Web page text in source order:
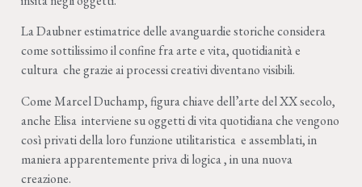
La Daubner estimatrice delle avanguardie storiche considera
come sottilissimo il confine fra arte e vita, quotidianità e
cultura che grazie ai processi creativi diventano visibili.
Come Marcel Duchamp, figura chiave dell’arte del XX secolo,
anche Elisa interviene su oggetti di vita quotidiana che vengono
così privati della loro funzione utilitaristica e assemblati, in
maniera apparentemente priva di logica , in una nuova
creazione.